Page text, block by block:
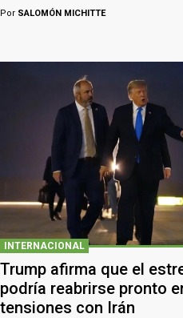
Por SALOMÓN MICHITTE
INTERNACIONAL
Trump afirma que el
podría reabrirse pronto
tensiones con Irán